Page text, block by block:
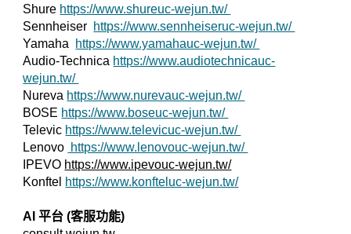
Shure https://www.shureuc-wejun.tw/
Sennheiser https://www.sennheiseruc-wejun.tw/
Yamaha https://www.yamahauc-wejun.tw/
Audio-Technica https://www.audiotechnicauc-
wejun.tw/
Nureva https://www.nurevauc-wejun.tw/
BOSE https://www.boseuc-wejun.tw/
Televic https://www.televicuc-wejun.tw/
Lenovo https://www.lenovouc-wejun.tw/
IPEVO https://www.ipevouc-wejun.tw/
Konftel https://www.konfteluc-wejun.tw/
AI 平台 (客服功能)